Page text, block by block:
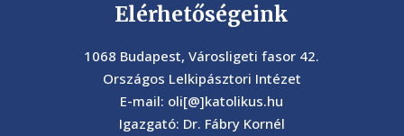
Elérhetőségeink
1068 Budapest, Városligeti fasor 42.
Országos Lelkipásztori Intézet
E-mail: oli[@]katolikus.hu
Igazgató: Dr. Fábry Kornél